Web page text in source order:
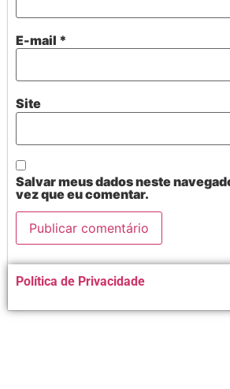
E-mail *
Site
Salvar meus dados neste
vez que eu comentar.
Alternative:
Política de Privacidade